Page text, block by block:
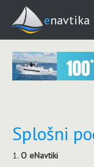
enavtika
Splošni
1. O eNavtiki